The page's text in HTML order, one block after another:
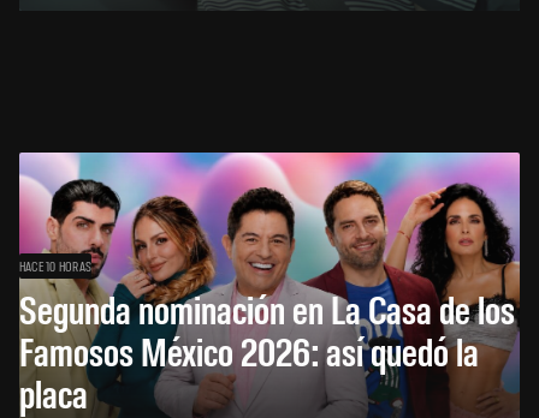
HACE 10 HORAS
Segunda nominación en La Casa de los
Famosos México 2026: así quedó la
placa